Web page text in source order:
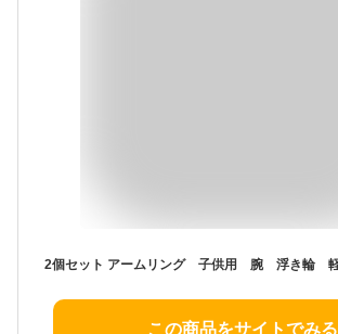
この商品をサイトでみる